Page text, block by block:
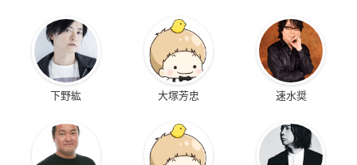
下野紘 大塚芳忠 速水奨